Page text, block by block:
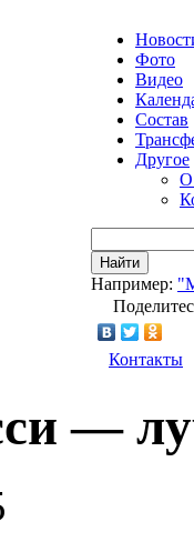
Фото
Видео
Состав
Другое
О
Найти
Например:
Контакты
—